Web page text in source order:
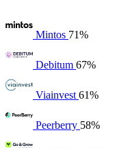
Mintos 71%
Debitum 67%
Viainvest 61%
Peerberry 58%